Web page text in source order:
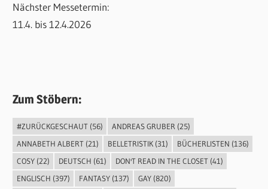
Nächster Messetermin:
11.4. bis 12.4.2026
Zum Stöbern:
#ZURÜCKGESCHAUT(56) ANDREAS GRUBER (25)
ANNABETH ALBERT(21) BELLETRISTIK(31) BÜCHERLISTEN (136)
COSY(22) DEUTSCH (61) DON'T READ IN THE CLOSET(41)
ENGLISCH (397) FANTASY(137) GAY(820)